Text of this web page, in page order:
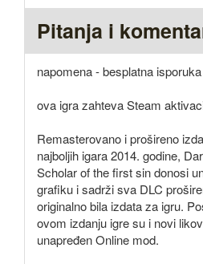
Pitanja i
napomena - besplatna
ova igra zahteva Steam
Remasterovano i prošireno
najboljih igara 2014. godine,
Scholar of the first sin donosi
grafiku i sadrži sva DLC
originalno bila izdata za igru.
ovom izdanju igre su i novi
unapređen Online mod.